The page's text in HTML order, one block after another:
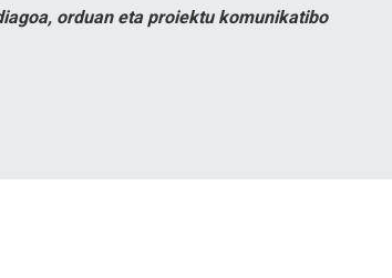
orduan eta proiektu komunikatibo